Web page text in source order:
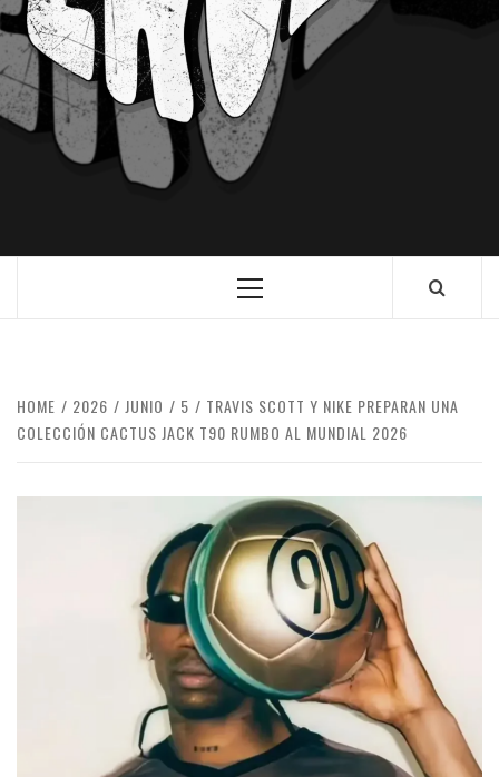
HOME 2026 JUNIO 5
TRAVIS SCOTT Y NIKE PREPARAN UNA
COLECCIÓN CACTUS JACK T90 RUMBO AL MUNDIAL 2026